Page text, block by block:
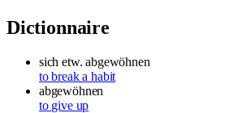
Dictionnaire
sich etw. abgewöhnen
to break a habit
abgewöhnen
to give up